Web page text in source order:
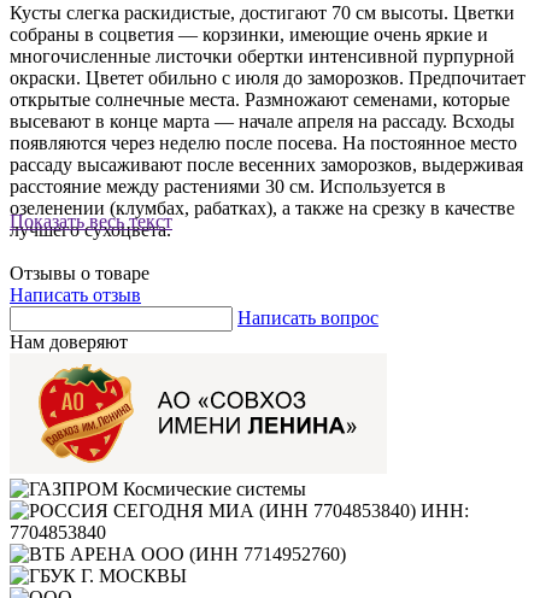
Показать весь текст
Кусты слегка раскидистые, достигают 70 см высоты. Цветки
собраны в соцветия — корзинки, имеющие очень яркие и
многочисленные листочки обертки интенсивной пурпурной
окраски. Цветет обильно с июля до заморозков. Предпочитает
открытые солнечные места. Размножают семенами, которые
высевают в конце марта — начале апреля на рассаду. Всходы
появляются через неделю после посева. На постоянное место
рассаду высаживают после весенних заморозков, выдерживая
расстояние между растениями 30 см. Используется в
озеленении (клумбах, рабатках), а также на срезку в качестве
лучшего сухоцвета.
Отзывы о товаре
Написать отзыв
Написать вопрос
Нам доверяют